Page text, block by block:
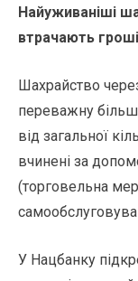
Найуживаніші
втрачають гроші
Шахрайство
переважну
від загальної
вчинені за
(торговельна
У Нацбанку